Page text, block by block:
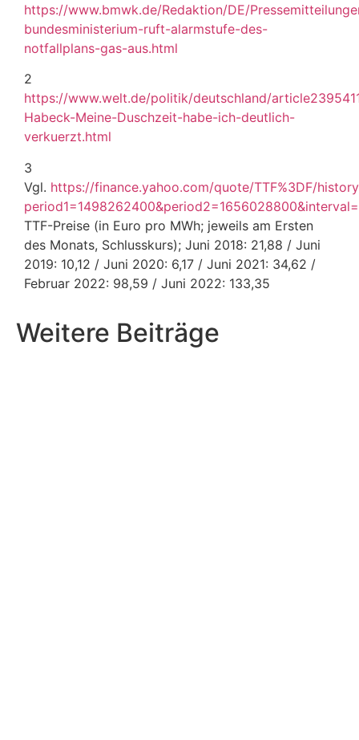
https://www.bmwk.de/Redaktion/DE/
bundesministerium-ruft-alarmstufe-des-
notfallplans-gas-aus.html
2
https://www.welt.de/politik/deutschland/
Habeck-Meine-Duschzeit-habe-ich-deutlich-
verkuerzt.html
3
Vgl. https://finance.yahoo.com/quote/TTF%3DF/
TTF-Preise (in Euro pro MWh; jeweils am Ersten
des Monats, Schlusskurs); Juni 2018: 21,88 / Juni
2019: 10,12 / Juni 2020: 6,17 / Juni 2021: 34,62 /
Februar 2022: 98,59 / Juni 2022: 133,35
Weitere Beiträge